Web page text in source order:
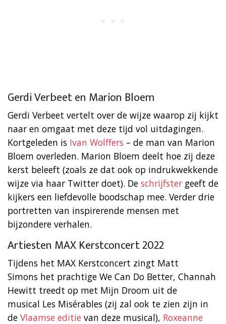
Gerdi Verbeet en Marion Bloem
Gerdi Verbeet vertelt over de wijze waarop zij kijkt
naar en omgaat met deze tijd vol uitdagingen.
Kortgeleden is Ivan Wolffers – de man van Marion
Bloem overleden. Marion Bloem deelt hoe zij deze
kerst beleeft (zoals ze dat ook op indrukwekkende
wijze via haar Twitter doet). De schrijfster geeft de
kijkers een liefdevolle boodschap mee. Verder drie
portretten van inspirerende mensen met
bijzondere verhalen.
Artiesten MAX Kerstconcert 2022
Tijdens het MAX Kerstconcert zingt Matt
Simons het prachtige We Can Do Better, Channah
Hewitt treedt op met Mijn Droom uit de
musical Les Misérables (zij zal ook te zien zijn in
de Vlaamse editie van deze musical), Roxeanne